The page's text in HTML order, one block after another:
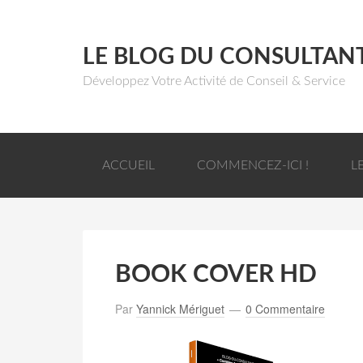
LE BLOG DU
Développez Votre Activité de Conseil & Service
ACCUEIL COMMENCEZ-ICI !
BOOK COVER HD
Par Yannick Mériguet 0 Commentaire